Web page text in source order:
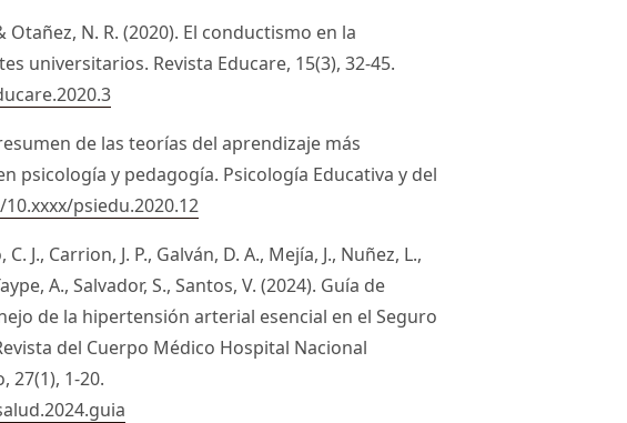
Otañez, N. R. (2020). El conductismo en la
universitarios. Revista Educare, 15(3), 32-45.
de las teorías del aprendizaje más
psicología y pedagogía. Psicología Educativa y del
psiedu.2020.12
J., Carrion, J. P., Galván, D. A., Mejía, J., Nuñez, L.,
A., Salvador, S., Santos, V. (2024). Guía de
de la hipertensión arterial esencial en el Seguro
del Cuerpo Médico Hospital Nacional
27(1), 1-20.